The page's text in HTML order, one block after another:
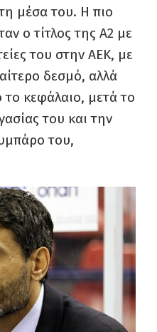
μέσα του. Η πιο
ο τίτλος της Α2 με
του στην ΑΕΚ, με
δεσμό, αλλά
το κεφάλαιο, μετά το
του και την
του,